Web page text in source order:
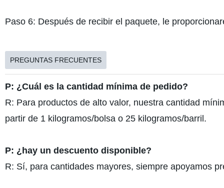
Paso 6: Después de recibir el paquete, le
PREGUNTAS FRECUENTES
P: ¿Cuál es la cantidad mínima de pedido?
R: Para productos de alto valor, nuestra cantidad
partir de 1 kilogramos/bolsa o 25 kilogramos/barril.
P: ¿hay un descuento disponible?
R: Sí, para cantidades mayores, siempre apoyamos